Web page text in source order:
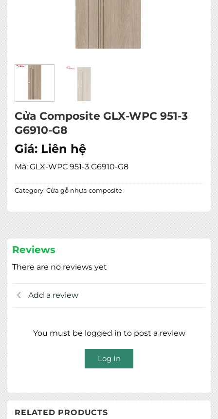
Cửa Composite GLX-WPC 951-3
G6910-G8
Giá: Liên hệ
Mã: GLX-WPC 951-3 G6910-G8
Category: Cửa gỗ nhựa composite
Reviews
There are no reviews yet
Add a review
You must be logged in to post a review
Log In
RELATED PRODUCTS